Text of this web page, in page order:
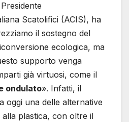
Scatolifici (ACIS), ha
il sostegno del
ecologica, ma
supporto venga
già virtuosi, come il
ondulato». Infatti, il
oggi una delle alternative
alla plastica, con oltre il